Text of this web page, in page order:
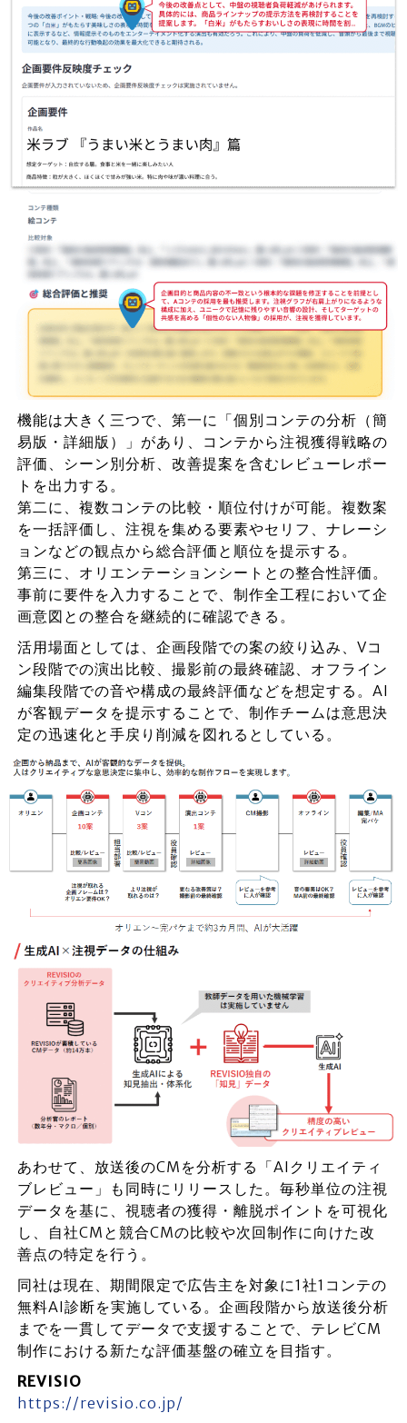
機能は大きく三つで、第一に「個別コンテの分析（簡
易版・詳細版）」があり、コンテから注視獲得戦略の
評価、シーン別分析、改善提案を含むレビューレポー
トを出力する。
第二に、複数コンテの比較・順位付けが可能。複数案
を一括評価し、注視を集める要素やセリフ、ナレーシ
ョンなどの観点から総合評価と順位を提示する。
第三に、オリエンテーションシートとの整合性評価。
事前に要件を入力することで、制作全工程において企
画意図との整合を継続的に確認できる。
活用場面としては、企画段階での案の絞り込み、Vコ
ン段階での演出比較、撮影前の最終確認、オフライン
編集段階での音や構成の最終評価などを想定する。AI
が客観データを提示することで、制作チームは意思決
定の迅速化と手戻り削減を図れるとしている。
あわせて、放送後のCMを分析する「AIクリエイティ
ブレビュー」も同時にリリースした。毎秒単位の注視
データを基に、視聴者の獲得・離脱ポイントを可視化
し、自社CMと競合CMの比較や次回制作に向けた改
善点の特定を行う。
同社は現在、期間限定で広告主を対象に1社1コンテの
無料AI診断を実施している。企画段階から放送後分析
までを一貫してデータで支援することで、テレビCM
制作における新たな評価基盤の確立を目指す。
REVISIO
https://revisio.co.jp/